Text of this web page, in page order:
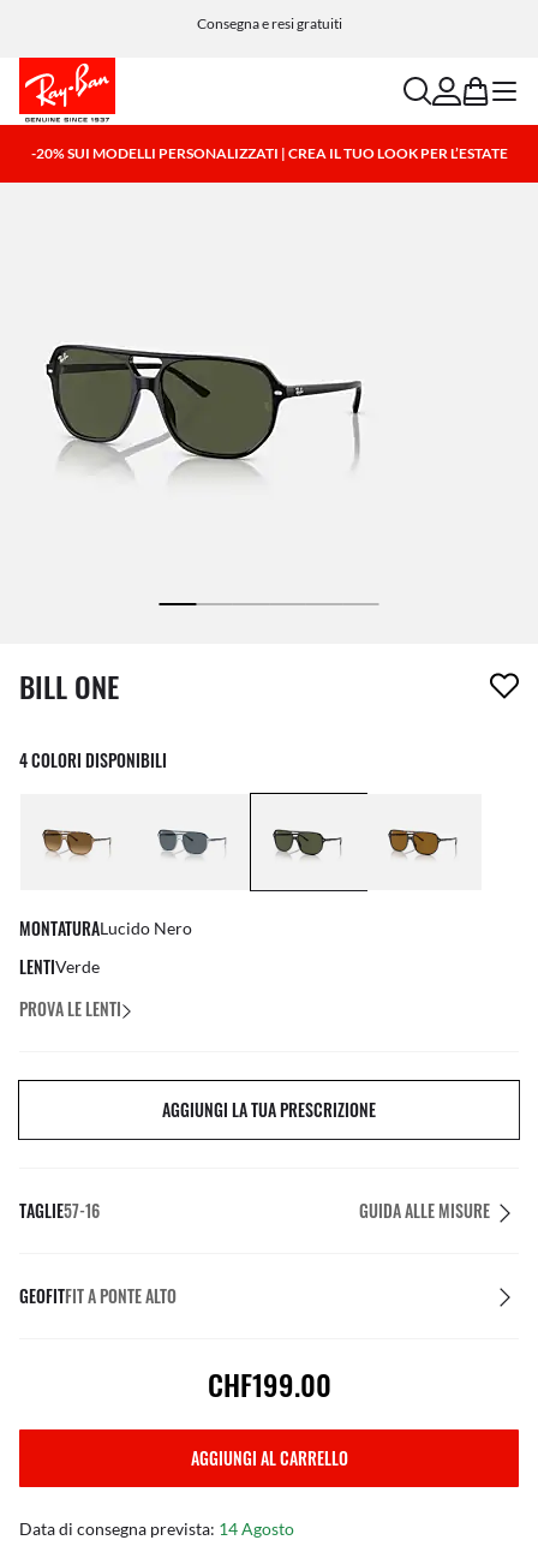
Consegna e resi gratuiti
Paga in tutta semplicità con Klarna e PayPal
searchaccount
bag menu
-20% SUI MODELLI PERSONALIZZATI | CREA IL TUO LOOK PER L’ESTATE
1 articolo è stato aggiunto alla tua wishlist
BILL ONE
4 COLORI DISPONIBILI
MONTATURALucido Nero
LENTIVerde
PROVA LE LENTI
AGGIUNGI LA TUA PRESCRIZIONE
TAGLIE57-16 GUIDA ALLE MISURE
GEOFITFIT A PONTE ALTO
CHF199.00
AGGIUNGI AL CARRELLO
Data di consegna prevista: 14 Agosto